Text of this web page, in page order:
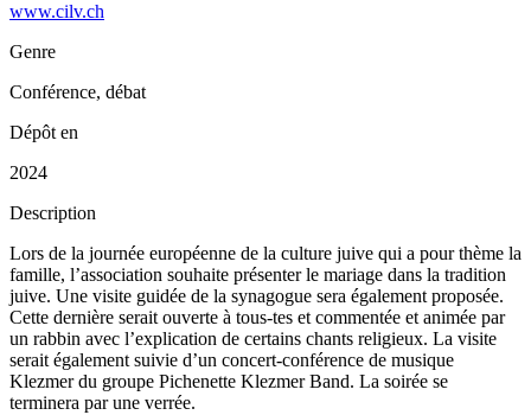
www.cilv.ch
Genre
Conférence, débat
Dépôt en
2024
Description
Lors de la journée européenne de la culture juive qui a pour thème la
famille, l’association souhaite présenter le mariage dans la tradition
juive. Une visite guidée de la synagogue sera également proposée.
Cette dernière serait ouverte à tous-tes et commentée et animée par
un rabbin avec l’explication de certains chants religieux. La visite
serait également suivie d’un concert-conférence de musique
Klezmer du groupe Pichenette Klezmer Band. La soirée se
terminera par une verrée.